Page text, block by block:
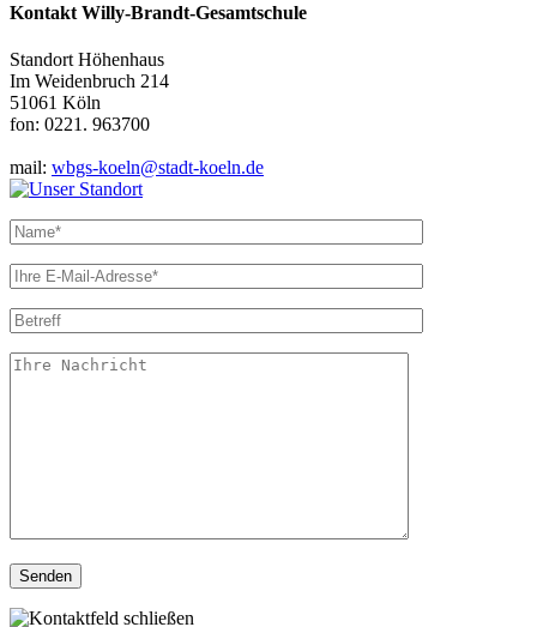
Kontakt Willy-Brandt-Gesamtschule
Standort Höhenhaus
Im Weidenbruch 214
51061 Köln
fon: 0221. 963700
mail: wbgs-koeln@stadt-koeln.de